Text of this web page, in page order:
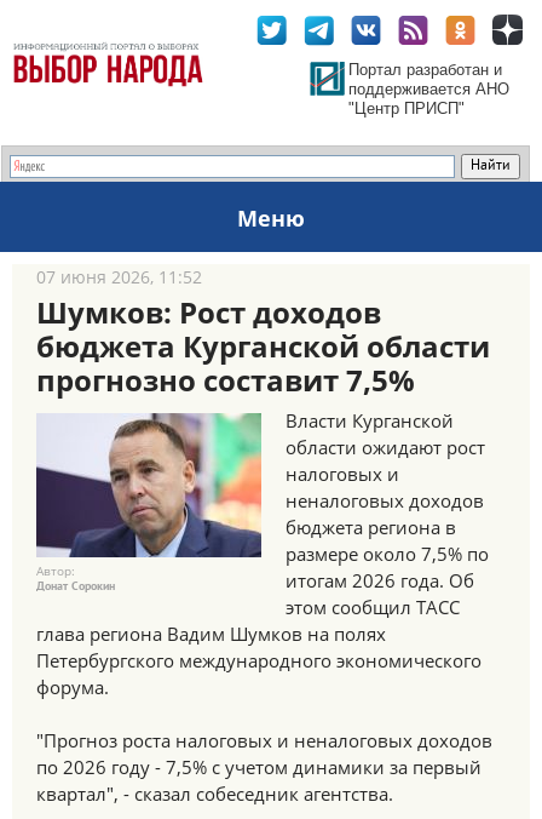
Портал разработан и
поддерживается АНО
"Центр ПРИСП"
Меню
07 июня 2026, 11:52
Шумков: Рост доходов
бюджета Курганской области
прогнозно составит 7,5%
Автор:
Донат Сорокин
Власти Курганской
области ожидают рост
налоговых и
неналоговых доходов
бюджета региона в
размере около 7,5% по
итогам 2026 года. Об
этом сообщил ТАСС
глава региона Вадим Шумков на полях
Петербургского международного экономического
форума.
"Прогноз роста налоговых и неналоговых доходов
по 2026 году - 7,5% с учетом динамики за первый
квартал", - сказал собеседник агентства.